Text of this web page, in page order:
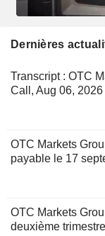
Dernières
Transcript : OTC
Call, Aug 06, 2026
OTC Markets
payable le 17
OTC Markets
deuxième